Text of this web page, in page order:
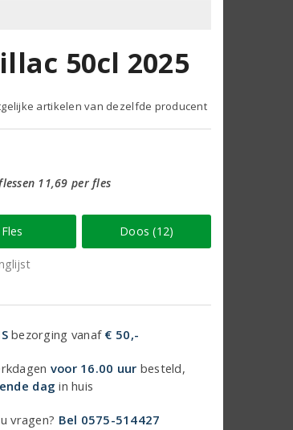
50cl 2025
artikelen van dezelfde producent
11,69 per fles
Fles Doos (12)
bezorging vanaf € 50,-
voor 16.00 uur besteld,
dag in huis
vragen? Bel 0575-514427